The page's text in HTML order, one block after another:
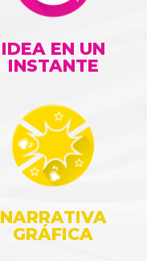
IDEA EN UN
INSTANTE
NARRATIVA
GRÁFICA